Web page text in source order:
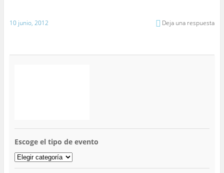
10 junio, 2012 Deja una respuesta
Escoge el tipo de evento